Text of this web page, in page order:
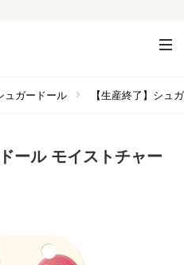
ュガードール 【生産終了】シュ
ール モイストチャー